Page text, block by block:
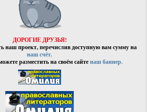
ДОРОГИЕ ДРУЗЬЯ!
наш проект, перечислив доступную вам сумму на
наш счёт.
разместить на своём сайтенаш баннер.